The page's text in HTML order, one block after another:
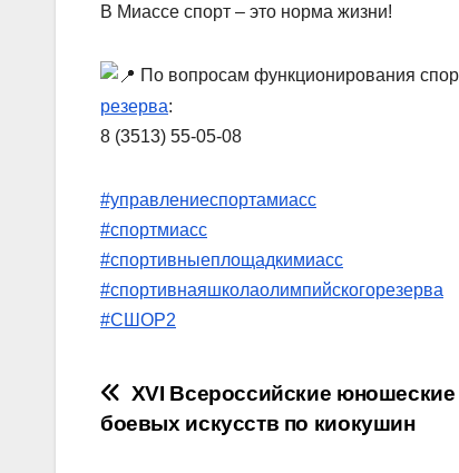
В Миассе спорт – это норма жизни!
По вопросам функционирования
резерва:
8 (3513) 55-05-08
#управлениеспортамиасс
#спортмиасс
#спортивныеплощадкимиасс
#спортивнаяшколаолимпийскогорезерва
#СШОР2
Навигация
XVI Всероссийские
боевых искусств по киокушин